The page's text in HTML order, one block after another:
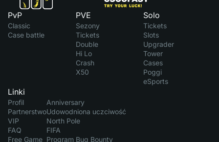
PvP
Classic
Case battle
PVE
Sezony
Tickets
Double
Hi Lo
Crash
X50
Solo
Tickets
Slots
Upgrader
Tower
Cases
Poggi
eSports
Linki
Profil
Partnerstwo
VIP
FAQ
Free Game
Anniversary
Udowodniona uczciwość
North Pole
FIFA
Program Bug Bounty